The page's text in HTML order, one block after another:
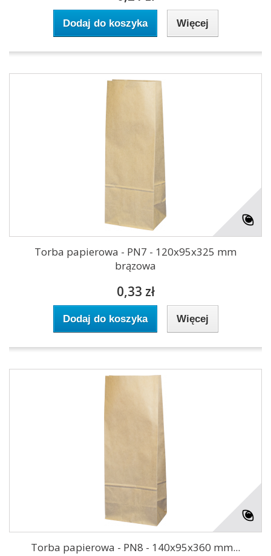
Dodaj do koszyka Więcej
Torba papierowa - PN7 - 120x95x325 mm
brązowa
0,33 zł
Dodaj do koszyka Więcej
Torba papierowa - PN8 - 140x95x360 mm...